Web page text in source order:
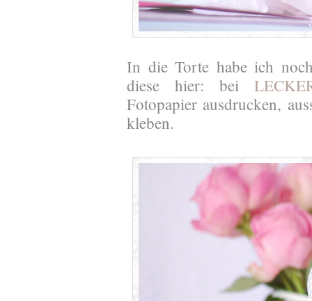
In die Torte habe ich
diese hier: bei
Fotopapier ausdrucken,
kleben.